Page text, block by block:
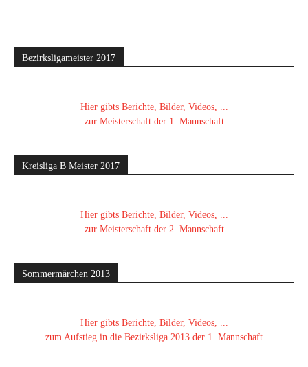
Bezirksligameister 2017
Hier gibts Berichte, Bilder, Videos, ...
zur Meisterschaft der 1. Mannschaft
Kreisliga B Meister 2017
Hier gibts Berichte, Bilder, Videos, ...
zur Meisterschaft der 2. Mannschaft
Sommermärchen 2013
Hier gibts Berichte, Bilder, Videos, ...
zum Aufstieg in die Bezirksliga 2013 der 1. Mannschaft